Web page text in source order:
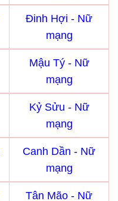
Đinh Hợi - Nữ
mạng
Mậu Tý - Nữ
mạng
Kỷ Sửu - Nữ
mạng
Canh Dần - Nữ
mạng
Tân Mão - Nữ